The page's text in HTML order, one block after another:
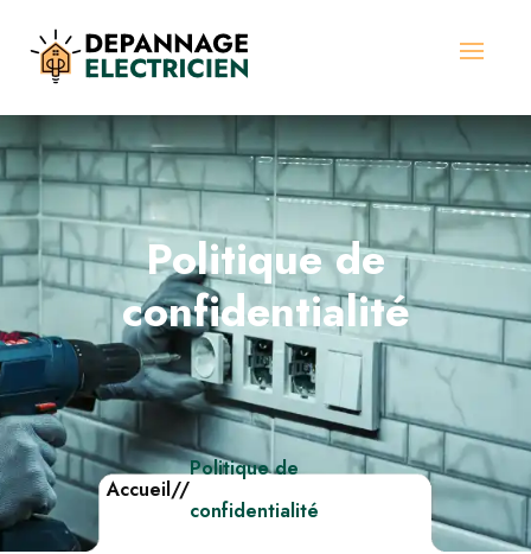
Politique de
confidentialité
Accueil//
Politique de
confidentialité